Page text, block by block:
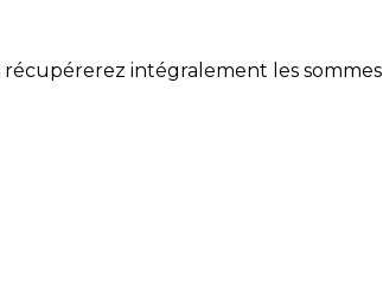
récupérerez intégralement les sommes